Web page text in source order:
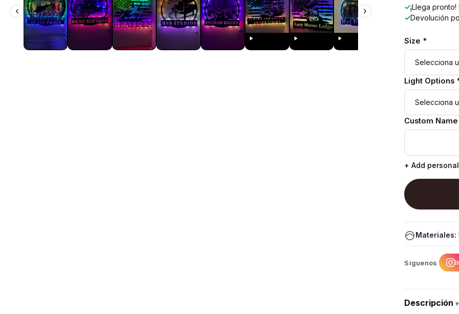
‹ › ✓¡Llega
✓Devolución
Size *
Light Options
Custom
+ Add
Materiales:
Síguenos
Descripción▾